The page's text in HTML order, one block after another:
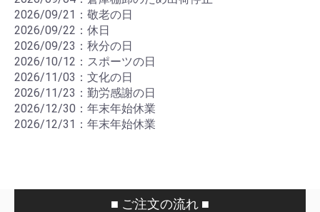
2026/09/21：敬老の日
2026/09/22：休日
2026/09/23：秋分の日
2026/10/12：スポーツの日
2026/11/03：文化の日
2026/11/23：勤労感謝の日
2026/12/30：年末年始休業
2026/12/31：年末年始休業
■ ご注文の流れ ■